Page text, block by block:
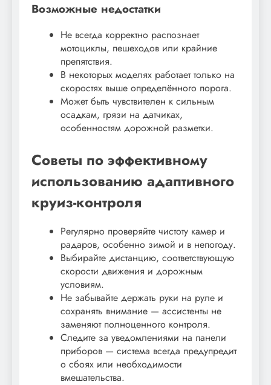
Возможные недостатки
Не всегда корректно распознает
мотоциклы, пешеходов или крайние
препятствия.
В некоторых моделях работает только на
скоростях выше определённого порога.
Может быть чувствителен к сильным
осадкам, грязи на датчиках,
особенностям дорожной разметки.
Советы по эффективному
использованию адаптивного
круиз-контроля
Регулярно проверяйте чистоту камер и
радаров, особенно зимой и в непогоду.
Выбирайте дистанцию, соответствующую
скорости движения и дорожным
условиям.
Не забывайте держать руки на руле и
сохранять внимание — ассистенты не
заменяют полноценного контроля.
Следите за уведомлениями на панели
приборов — система всегда предупредит
о сбоях или необходимости
вмешательства.